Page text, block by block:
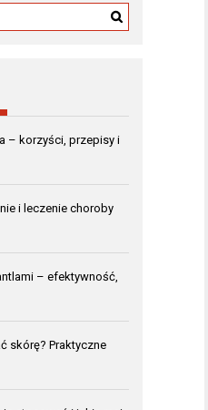
– korzyści, przepisy i
i leczenie choroby
– efektywność,
skórę? Praktyczne